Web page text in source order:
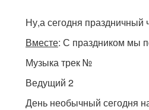
Ну,а сегодня праздничный
Вместе: С праздником мы
Музыка трек №
Ведущий 2
День необычный сегодня